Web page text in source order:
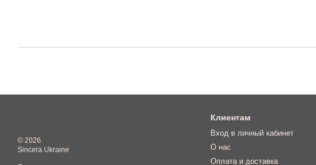
© 2026
Sincera Ukraine
Клиентам
Вход в личный кабинет
О нас
Оплата и доставка